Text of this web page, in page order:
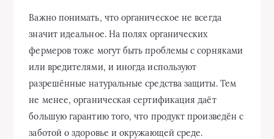
Важно понимать, что органическое не всегда
значит идеальное. На полях органических
фермеров тоже могут быть проблемы с сорняками
или вредителями, и иногда используют
разрешённые натуральные средства защиты. Тем
не менее, органическая сертификация даёт
большую гарантию того, что продукт произведён с
заботой о здоровье и окружающей среде.